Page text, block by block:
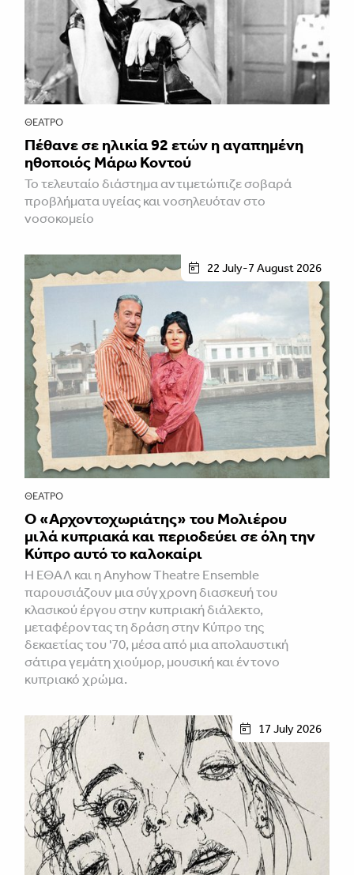
ΘΈΑΤΡΟ
Πέθανε σε ηλικία 92 ετών η αγαπημένη
ηθοποιός Μάρω Κοντού
Το τελευταίο διάστημα αντιμετώπιζε σοβαρά
προβλήματα υγείας και νοσηλευόταν στο
νοσοκομείο
22 July-7 August 2026
ΘΈΑΤΡΟ
Ο «Αρχοντοχωριάτης» του Μολιέρου
μιλά κυπριακά και περιοδεύει σε όλη την
Κύπρο αυτό το καλοκαίρι
Η ΕΘΑΛ και η Anyhow Theatre Ensemble
παρουσιάζουν μια σύγχρονη διασκευή του
κλασικού έργου στην κυπριακή διάλεκτο,
μεταφέροντας τη δράση στην Κύπρο της
δεκαετίας του '70, μέσα από μια απολαυστική
σάτιρα γεμάτη χιούμορ, μουσική και έντονο
κυπριακό χρώμα.
17 July 2026